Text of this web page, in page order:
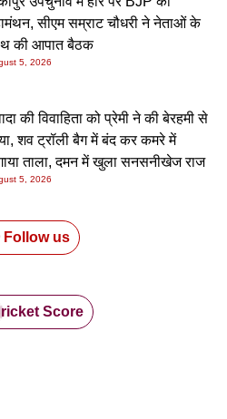
सीएम सम्राट चौधरी ने नेताओं के
की आपात बैठक
5, 2026
की विवाहिता को प्रेमी ने की बेरहमी से
शव ट्रॉली बैग में बंद कर कमरे में
ताला, दमन में खुला सनसनीखेज राज
5, 2026
Follow us
Score